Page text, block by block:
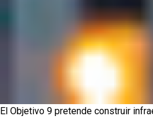
El Objetivo 9 pretende construir